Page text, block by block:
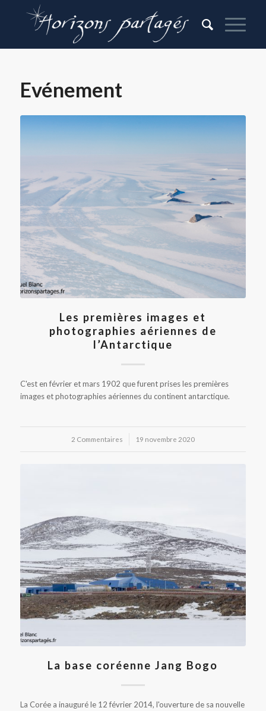
Evénement
Les premières images et
photographies aériennes de
l’Antarctique
C'est en février et mars 1902 que furent prises les premières
images et photographies aériennes du continent antarctique.
2 Commentaires
/ 19 novembre 2020
La base coréenne Jang Bogo
La Corée a inauguré le 12 février 2014, l'ouverture de sa nouvelle